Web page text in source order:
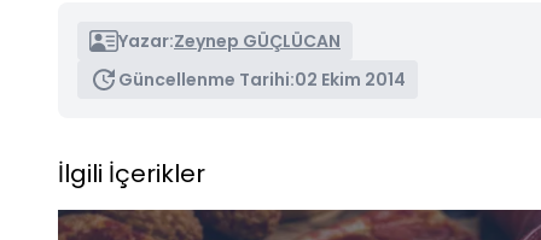
Yazar:Zeynep GÜÇLÜCAN
Güncellenme Tarihi:02 Ekim 2014
İlgili İçerikler